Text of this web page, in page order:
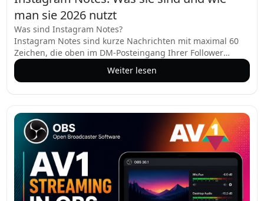
man sie 2026 nutzt
Was sind Instagram Notes?
Instagram Notes sind kurze Nachrichten mit maximal 60
Zeichen, die oben im DM-Posteingang Ihrer Follower
erscheinen und nach 24 Stunden verschwinden.
Betrachten Sie sie als die einfachste Art zu kommunizieren
Ankündigung. Sie können ein einzelnes Emoji, einen
kurzen Satz, ein 2-Sekunden-Loop-Video oder einen 30-
Sekunden-Musikclip aus der Instagram-Bibliothek teilen.
Notes sind nur für gegenseitige Follower oder Ihre Close
Friends-Liste sichtbar, und Sie wählen jedes Mal die
Zielgruppe aus. Anders als Stories gibt es keine
Zuschauerliste – Sie können nur sehen, wer geliked oder
geantwortet hat.
Weiter lesen